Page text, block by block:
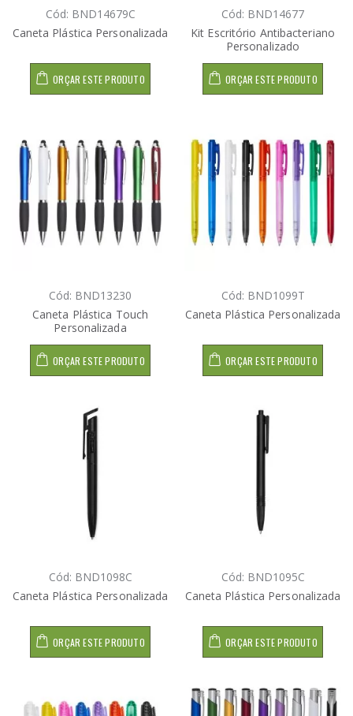
Cód: BND14679C
Caneta Plástica Personalizada
ORÇAR ESTE PRODUTO
Cód: BND14677
Kit Escritório Antibacteriano
Personalizado
ORÇAR ESTE PRODUTO
Cód: BND13230
Caneta Plástica Touch
Personalizada
ORÇAR ESTE PRODUTO
Cód: BND1099T
Caneta Plástica Personalizada
ORÇAR ESTE PRODUTO
Cód: BND1098C
Caneta Plástica Personalizada
ORÇAR ESTE PRODUTO
Cód: BND1095C
Caneta Plástica Personalizada
ORÇAR ESTE PRODUTO